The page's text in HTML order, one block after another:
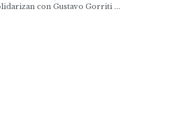
con Gustavo Gorriti ...